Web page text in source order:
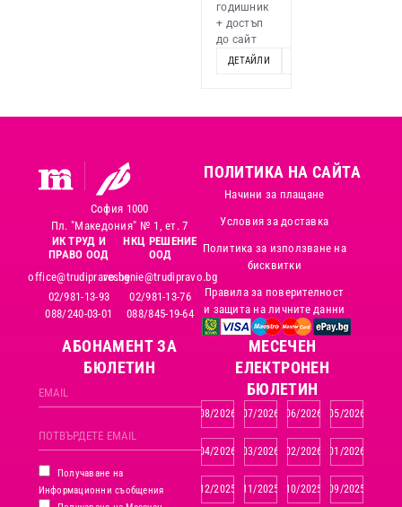
годишник
+ достъп
до сайт
ДЕТАЙЛИ
София 1000
Пл. "Македония" № 1, ет. 7
ИК ТРУД И
ПРАВО ООД
office@trudipravo.bg
02/981-13-93
088/240-03-01
НКЦ РЕШЕНИЕ
ООД
reshenie@trudipravo.bg
02/981-13-76
088/845-19-64
ПОЛИТИКА НА САЙТА
Начини за плащане
Условия за доставка
Политика за използване на
бисквитки
Правила за поверителност
и защита на личните данни
АБОНАМЕНТ ЗА
БЮЛЕТИН
Получаване на
Информационни съобщения
MЕСЕЧЕН
ЕЛЕКТРОНЕН
БЮЛЕТИН
08/2026 07/2026 06/2026 05/2026
04/2026 03/2026 02/2026 01/2026
12/2025 11/2025 10/2025 09/2025